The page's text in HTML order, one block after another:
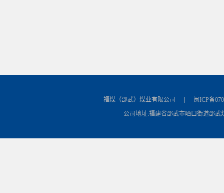
福煤（邵武）煤业有限公司
闽ICP备
公司地址:福建省邵武市晒口街道邵武